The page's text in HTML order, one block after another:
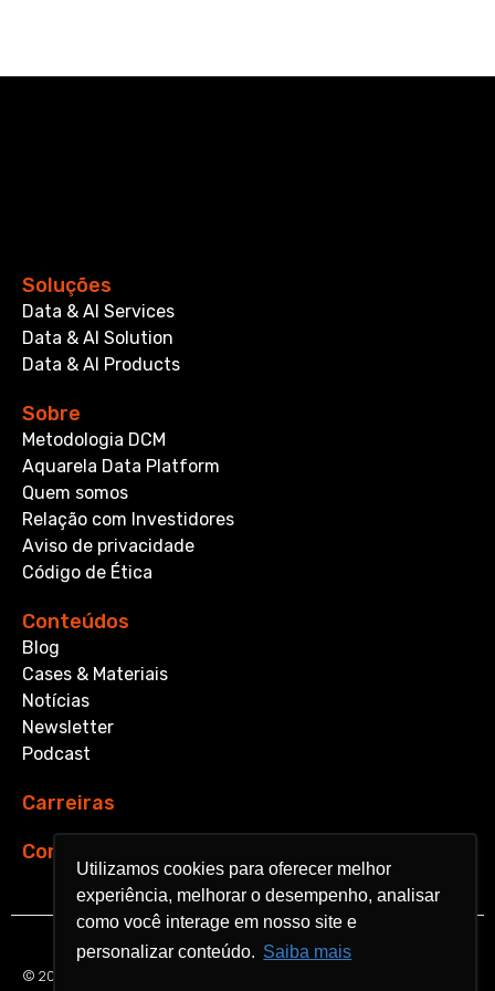
Utilizamos cookies para oferecer melhor
experiência, melhorar o desempenho, analisar
como você interage em nosso site e
personalizar conteúdo. Saiba mais
Utilizamos cookies para oferecer melhor
experiência, melhorar o desempenho, analisar
como você interage em nosso site e
personalizar conteúdo. Saiba mais
Soluções
Data & AI Services
Data & AI Solution
Data & AI Products
Sobre
Metodologia DCM
Aquarela Data Platform
Quem somos
Relação com Investidores
Aviso de privacidade
Código de Ética
Conteúdos
Blog
Cases & Materiais
Notícias
Newsletter
Podcast
Carreiras
Contato
© 2026 Aquarela Analytics. All rights reserved.